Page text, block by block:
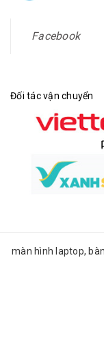
Facebook
Đối tác vận chuyển
màn hình laptop,